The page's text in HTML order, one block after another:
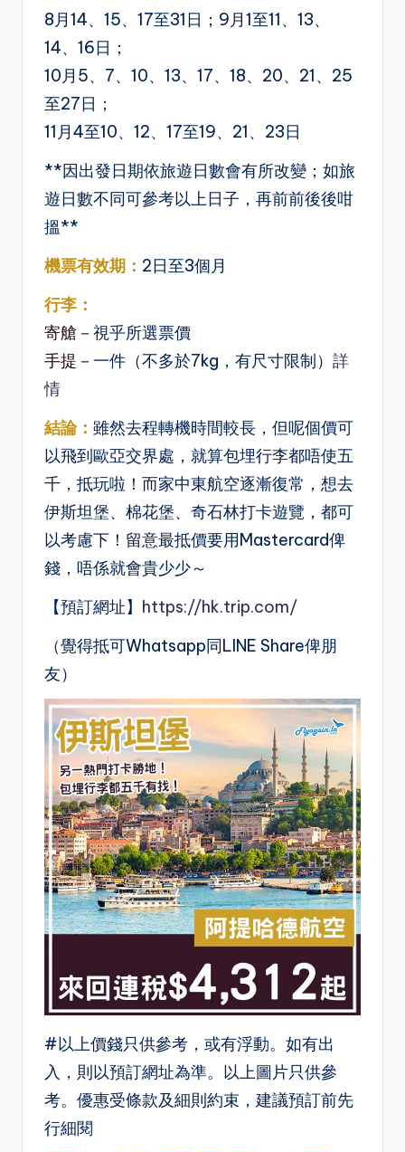
8月14、15、17至31日；9月1至11、13、
14、16日；
10月5、7、10、13、17、18、20、21、25
至27日；
11月4至10、12、17至19、21、23日
**因出發日期依旅遊日數會有所改變；如旅
遊日數不同可參考以上日子，再前前後後咁
搵**
機票有效期： 2日至3個月
行李：
寄艙－ 視乎所選票價
手提－ 一件（不多於7kg，有尺寸限制） 詳
情
結論： 雖然去程轉機時間較長，但呢個價可
以飛到歐亞交界處，就算包埋行李都唔使五
千，抵玩啦！而家中東航空逐漸復常，想去
伊斯坦堡、棉花堡、奇石林打卡遊覽，都可
以考慮下！留意最抵價要用Mastercard俾
錢，唔係就會貴少少～
【預訂網址】 https://hk.trip.com/
（覺得抵可Whatsapp同LINE Share俾朋
友）
#以上價錢只供參考，或有浮動。如有出
入，則以預訂網址為準。以上圖片只供參
考。優惠受條款及細則約束，建議預訂前先
行細閱